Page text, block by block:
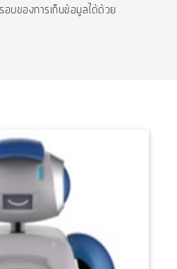
บของการเก็บข้อมูลได้ด้วย